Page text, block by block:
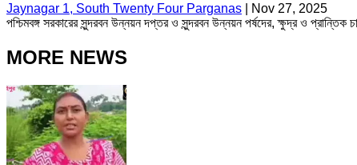
Jaynagar 1, South Twenty Four Parganas
Nov 27, 2025
পশ্চিমবঙ্গ সরকারের সুন্দরবন উন্নয়ন দপ্তর ও সুন্দরবন উন্নয়ন পর্ষদের, ক্ষুদ্র ও প্রান্তিক
MORE NEWS